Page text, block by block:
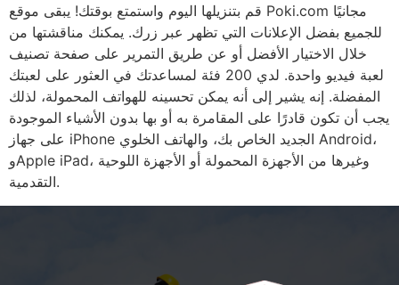
قم بتنزيلها اليوم واستمتع بوقتك! يبقى موقع Poki.com مجانيًا
للجميع بفضل الإعلانات التي تظهر عبر زرك. يمكنك مناقشتها من
خلال الاختيار الأفضل أو عن طريق التمرير على صفحة تصنيف
لعبة فيديو واحدة. لدي 200 فئة لمساعدتك في العثور على لعبتك
المفضلة. إنه يشير إلى أنه يمكن تحسينه للهواتف المحمولة، لذلك
يجب أن تكون قادرًا على المقامرة به أو بها بدون الأشياء الموجودة
على جهاز iPhone الجديد الخاص بك، والهاتف الخلوي Android،
وApple iPad، وغيرها من الأجهزة المحمولة أو الأجهزة اللوحية
التقدمية.